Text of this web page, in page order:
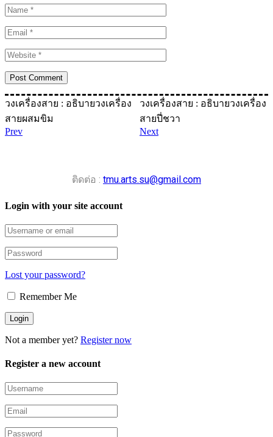
วงเครื่องสาย : อธิบายวงเครื่อง
สายผสมขิม
Prev
วงเครื่องสาย : อธิบายวงเครื่อง
สายปี่ชวา
Next
ติดต่อ : tmu.arts.su@gmail.com
Login with your site account
Lost your password?
Remember Me
Not a member yet? Register now
Register a new account